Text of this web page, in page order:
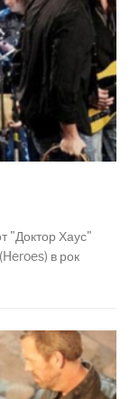
"Доктор Хаус"
в рок